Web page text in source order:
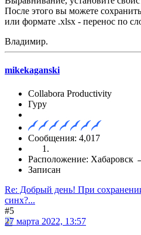
После этого вы можете
или формате .xlsx - перенос по
Владимир.
mikekaganski
Collabora Productivity
Гуру
Сообщения: 4,017
Расположение:
Записан
Re: Добрый день! При
синх?...
#5
27 марта 2022, 13:57